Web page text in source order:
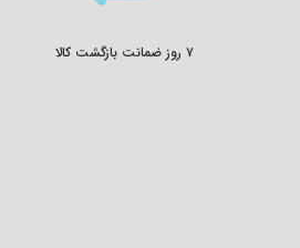
۷ روز ضمانت بازگشت کالا